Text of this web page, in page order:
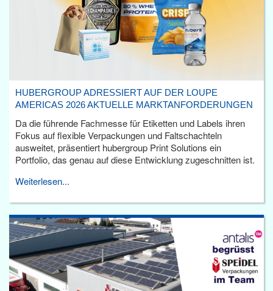
HUBERGROUP ADRESSIERT AUF DER LOUPE
AMERICAS 2026 AKTUELLE MARKTANFORDERUNGEN
Da die führende Fachmesse für Etiketten und Labels ihren
Fokus auf flexible Verpackungen und Faltschachteln
ausweitet, präsentiert hubergroup Print Solutions ein
Portfolio, das genau auf diese Entwicklung zugeschnitten ist.
Weiterlesen...